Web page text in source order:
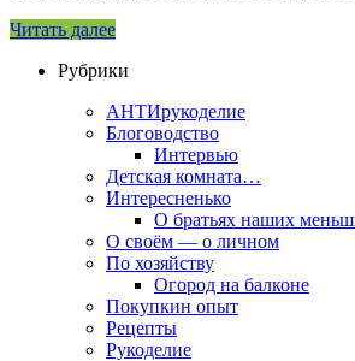
Читать далее
Рубрики
АНТИрукоделие
Блоговодство
Интервью
Детская комната…
Интересненько
О братьях наших
О своём — о личном
По хозяйству
Огород на балконе
Покупкин опыт
Рецепты
Рукоделие